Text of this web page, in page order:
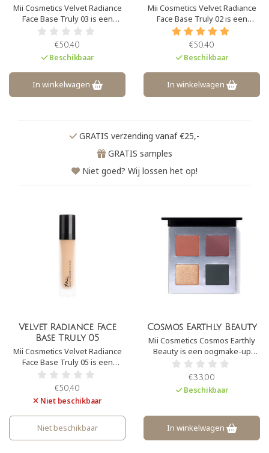
Mii Cosmetics Velvet Radiance
Face Base Truly 03 is een
lichtgewicht foundation op
minerale basis die fijne lijntjes
verzacht en imperfecties
camoufleert. Het geeft een
natuurlijke glow aan de huid,
zonder vette glans.
€50,40
Beschikbaar
In winkelwagen
Mii Cosmetics Velvet Radiance
Face Base Truly 02 is een
lichtgewicht foundation op
minerale basis die fijne lijntjes
verzacht en imperfecties
camoufleert. Het geeft een
natuurlijke glow aan de huid,
zonder vette glans.
€50,40
Beschikbaar
In winkelwagen
GRATIS verzending vanaf €25,-
GRATIS samples
Niet goed? Wij lossen het op!
Velvet Radiance Face
Base Truly 05
Mii Cosmetics Velvet Radiance
Face Base Truly 05 is een
lichtgewicht foundation op
minerale basis die fijne lijntjes
verzacht en imperfecties
camoufleert. Het geeft een
natuurlijke glow aan de huid,
zonder vette glans.
€50,40
Niet beschikbaar
Niet beschikbaar
Cosmos Earthly Beauty
Mii Cosmetics Cosmos Earthly
Beauty is een oogmake-up
palet dat zeer gepigmenteerde
en prachtig kleuren bevat.
Perfect om een stralende
oogopslag te creëren.
€33,00
Beschikbaar
In winkelwagen